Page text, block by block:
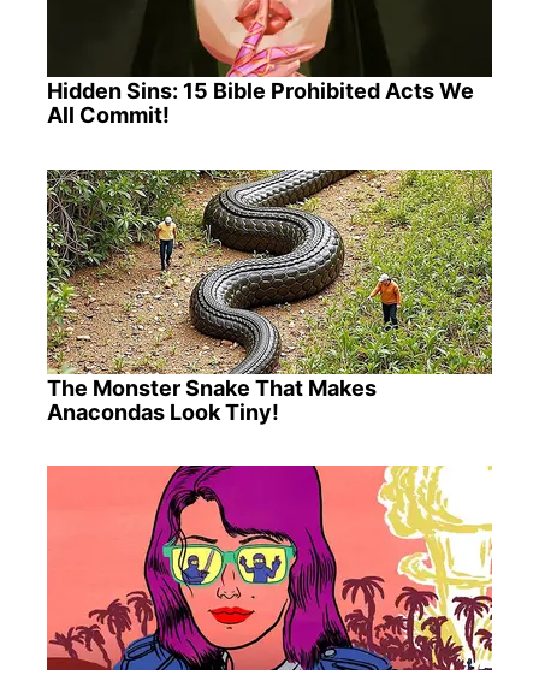
Hidden Sins: 15 Bible Prohibited Acts We
All Commit!
The Monster Snake That Makes
Anacondas Look Tiny!